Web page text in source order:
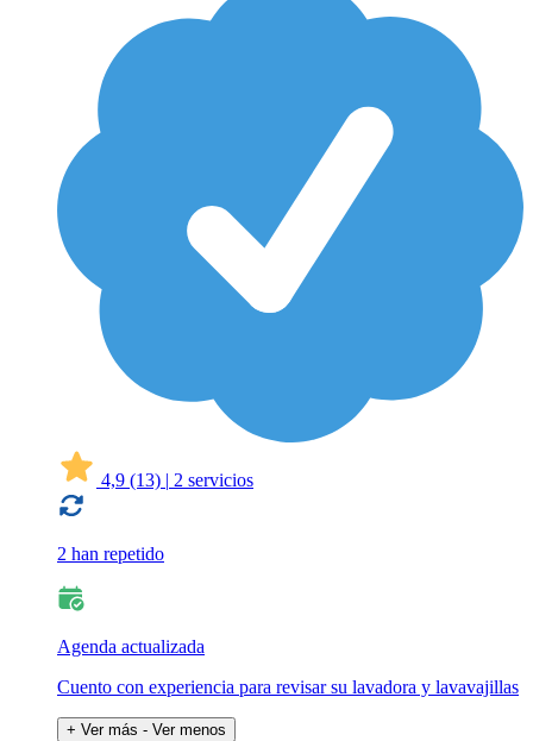
4,9 (13) | 2 servicios
2 han repetido
Agenda actualizada
Cuento con experiencia para revisar su lavadora y lavavajillas
+ Ver más - Ver menos